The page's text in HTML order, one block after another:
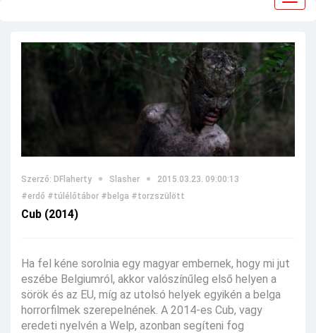
Szerző: DFlaherty Slasher
2015.03.23. 09:00:13
#erdő #túlélőtábor #belga #torzszülött
Cub (2014)
Ha fel kéne sorolnia egy magyar embernek, hogy mi jut
eszébe Belgiumról, akkor valószínűleg első helyen a
sörök és az EU, míg az utolsó helyek egyikén a belga
horrorfilmek szerepelnének. A 2014-es Cub, vagy
eredeti nyelvén a Welp, azonban segíteni fog